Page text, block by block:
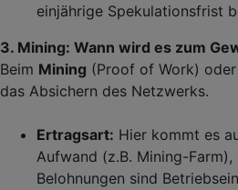
einjährige Spekulationsfrist
3. Mining: Wann wird es zum
Beim Mining (Proof of Work) oder
das Absichern des Netzwerks.
Ertragsart: Hier kommt es
Aufwand (z.B. Mining-Farm),
Belohnungen sind